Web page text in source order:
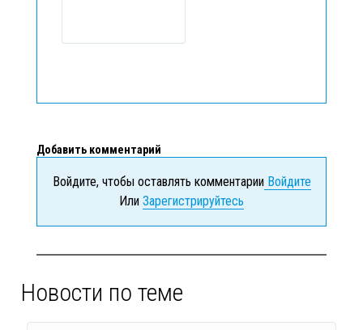
Добавить комментарий
Войдите, чтобы оставлять комментарииВойдите
Или Зарегистрируйтесь
Новости по теме